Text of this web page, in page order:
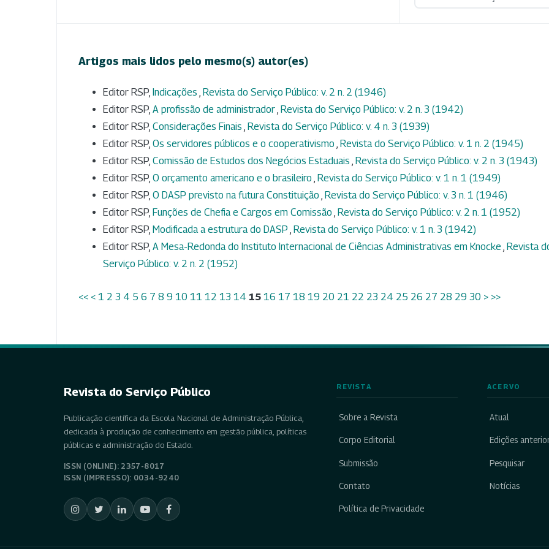
Artigos mais lidos pelo mesmo(s) autor(es)
Editor RSP, Indicações , Revista do Serviço Público: v. 2 n. 2 (1946)
Editor RSP, A profissão de administrador, Revista do Serviço Público: v. 2 n. 3 (1942)
Editor RSP, Considerações Finais , Revista do Serviço Público: v. 4 n. 3 (1939)
Editor RSP, Os servidores públicos e o cooperativismo , Revista do Serviço Público: v. 1 n. 2 (1945)
Editor RSP, Comissão de Estudos dos Negócios Estaduais , Revista do Serviço Público: v. 2 n. 3 (1943)
Editor RSP, O orçamento americano e o brasileiro , Revista do Serviço Público: v. 1 n. 1 (1949)
Editor RSP, O DASP previsto na futura Constituição , Revista do Serviço Público: v. 3 n. 1 (1946)
Editor RSP, Funções de Chefia e Cargos em Comissão , Revista do Serviço Público: v. 2 n. 1 (1952)
Editor RSP, Modificada a estrutura do DASP , Revista do Serviço Público: v. 1 n. 3 (1942)
Editor RSP, A Mesa-Redonda do Instituto Internacional de Ciências Administrativas em Knocke , Revista
Serviço Público: v. 2 n. 2 (1952)
<< < 1 2 3 4 5 6 7 8 9 10 11 12 13 14 15 16 17 18 19 20 21 22 23 24 25 26 27 28 29 30 > >>
Revista do Serviço Público
Publicação científica da Escola Nacional de Administração Pública,
dedicada à produção de conhecimento em gestão pública, políticas
públicas e administração do Estado.
ISSN (ONLINE): 2357-8017
ISSN (IMPRESSO): 0034-9240
REVISTA
Sobre a Revista
Corpo Editorial
Submissão
Contato
Política de Privacidade
ACERVO
Atual
Edições
Pesquisar
Notícias